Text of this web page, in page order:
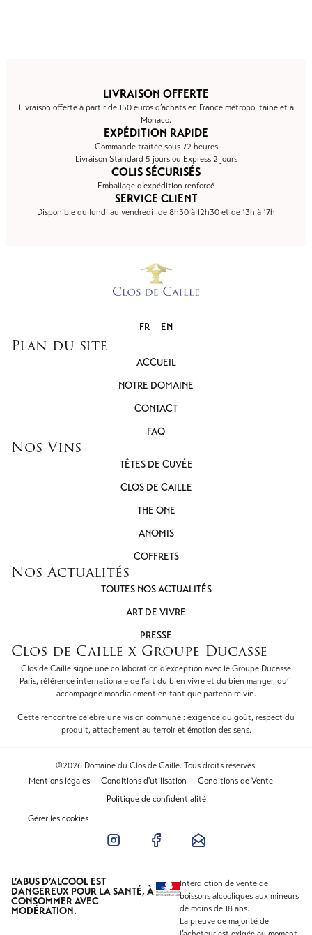
LIVRAISON OFFERTE
Livraison offerte à partir de 150 euros d’achats en France métropolitaine et à
Monaco.
EXPÉDITION RAPIDE
Commande traitée sous 72 heures
Livraison Standard 5 jours ou Express 2 jours
COLIS SÉCURISÉS
Emballage d’expédition renforcé
SERVICE CLIENT
Disponible du lundi au vendredi de 8h30 à 12h30 et de 13h à 17h
FR EN
Plan du site
ACCUEIL
NOTRE DOMAINE
CONTACT
FAQ
Nos Vins
TÊTES DE CUVÉE
CLOS DE CAILLE
THE ONE
ANOMIS
COFFRETS
Nos Actualités
TOUTES NOS ACTUALITÉS
ART DE VIVRE
PRESSE
Clos de Caille x Groupe Ducasse
Clos de Caille signe une collaboration d’exception avec le Groupe Ducasse
Paris, référence internationale de l’art du bien vivre et du bien manger, qu’il
accompagne mondialement en tant que partenaire vin.
Cette rencontre célèbre une vision commune : exigence du goût, respect du
produit, attachement au terroir et émotion des sens.
©2026 Domaine du Clos de Caille. Tous droits réservés.
Mentions légales
Conditions d'utilisation
Conditions de Vente
Politique de confidentialité
Gérer les cookies
L’ABUS D’ALCOOL EST
DANGEREUX POUR LA SANTÉ, À
CONSOMMER AVEC
MODÉRATION.
Interdiction de vente de
boissons alcooliques aux mineurs
de moins de 18 ans.
La preuve de majorité de